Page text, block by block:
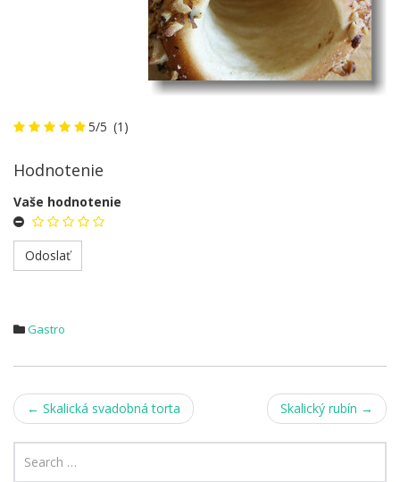
5/5 (1)
Hodnotenie
Vaše hodnotenie
Gastro
Post
navigation
← Skalická svadobná torta Skalický rubín →